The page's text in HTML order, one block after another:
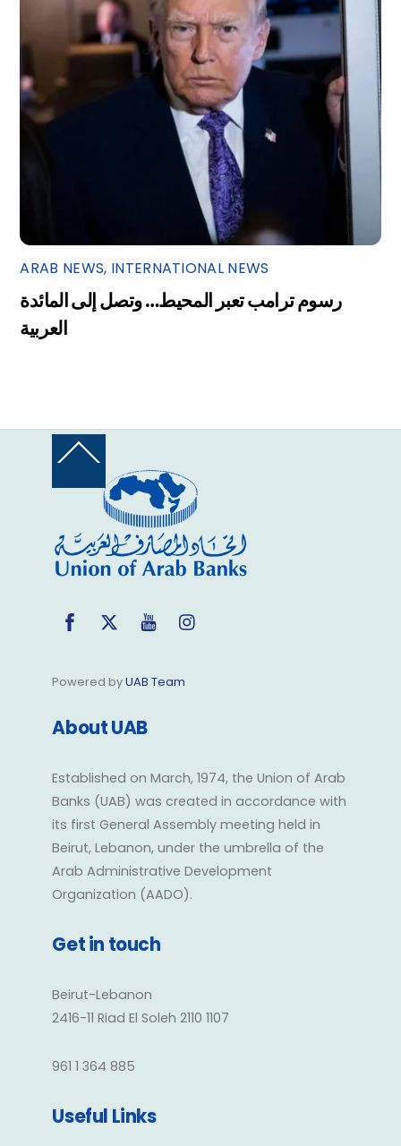
ARAB NEWS, INTERNATIONAL NEWS
رسوم ترامب تعبر المحيط… وتصل إلى المائدة
العربية
Back
Top
FacebookTwitter YouTube
Powered byUAB Team
About UAB
Established on March, 1974, the Union of Arab
Banks (UAB) was created in accordance with
its first General Assembly meeting held in
Beirut, Lebanon, under the umbrella of the
Arab Administrative Development
Organization (AADO).
Get in touch
Beirut-Lebanon
2416-11 Riad El Soleh 2110 1107
961 1 364 885
Useful Links